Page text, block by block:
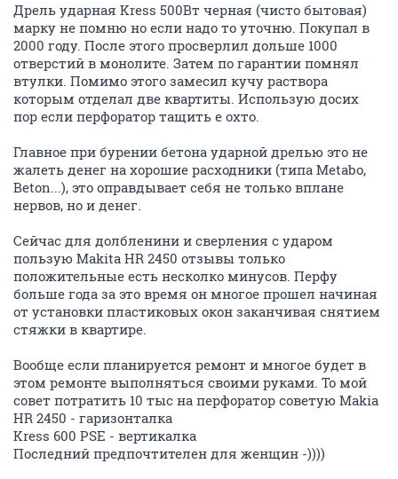
Дрель ударная Kress 500Вт черная (чисто бытовая)
марку не помню но если надо то уточню. Покупал в
2000 году. После этого просверлил дольше 1000
отверстий в монолите. Затем по гарантии помнял
втулки. Помимо этого замесил кучу раствора
которым отделал две квартиты. Использую досих
пор если перфоратор тащить е охто.
Главное при бурении бетона ударной дрелью это не
жалеть денег на хорошие расходники (типа Metabo,
Beton...), это оправдывает себя не только вплане
нервов, но и денег.
Сейчас для долбленини и сверления с ударом
пользую Makita HR 2450 отзывы только
положительные есть несколко минусов. Перфу
больше года за это время он многое прошел начиная
от установки пластиковых окон заканчивая снятием
стяжки в квартире.
Вообще если планируется ремонт и многое будет в
этом ремонте выполняться своими руками. То мой
совет потратить 10 тыс на перфоратор советую Makia
HR 2450 - гаризонталка
Kress 600 PSE - вертикалка
Последний предпочтителен для женщин -))))